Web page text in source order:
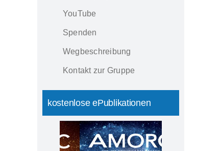
YouTube
Spenden
Wegbeschreibung
Kontakt zur Gruppe
kostenlose ePublikationen